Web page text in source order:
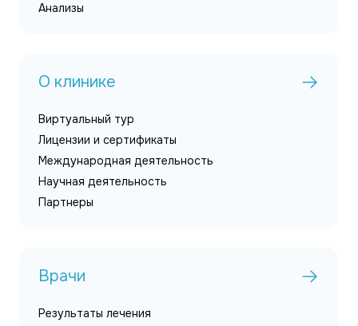
Анализы
О клинике
Виртуальный тур
Лицензии и сертификаты
Международная деятельность
Научная деятельность
Партнеры
Врачи
Результаты лечения